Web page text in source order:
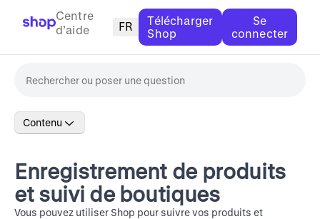
Centre
d’aide
FR
Télécharger
Shop
Se
connecter
Contenu
Enregistrement de produits
et suivi de boutiques
Vous pouvez utiliser Shop pour suivre vos produits et